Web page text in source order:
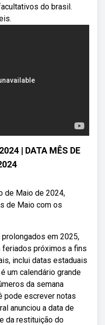
do brasil.
| DATA MÊS DE
de Maio de 2024,
de Maio com os
em 2025,
próximos a fins
inclui datas estaduais
um calendário grande
da semana
pode escrever notas
anunciou a data de
da restituição do